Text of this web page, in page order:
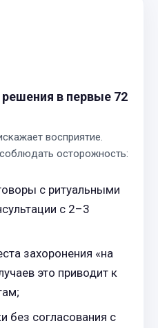
в первые 72
восприятие.
осторожность:
с ритуальными
с 2–3
захоронения «на
это приводит к
без согласования с